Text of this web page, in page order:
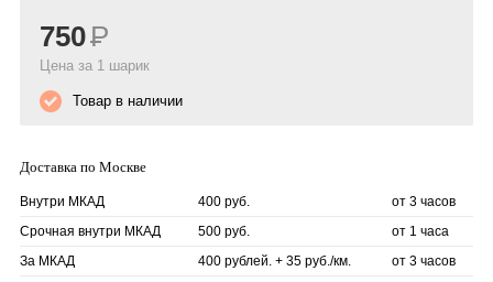
750Р
Цена за 1 шарик
Товар в наличии
Доставка по Москве
Внутри МКАД 400 руб.
от 3 часов
Срочная внутри МКАД
500 руб.
от 1 часа
За МКАД
400 рублей. + 35 руб./км. от 3 часов